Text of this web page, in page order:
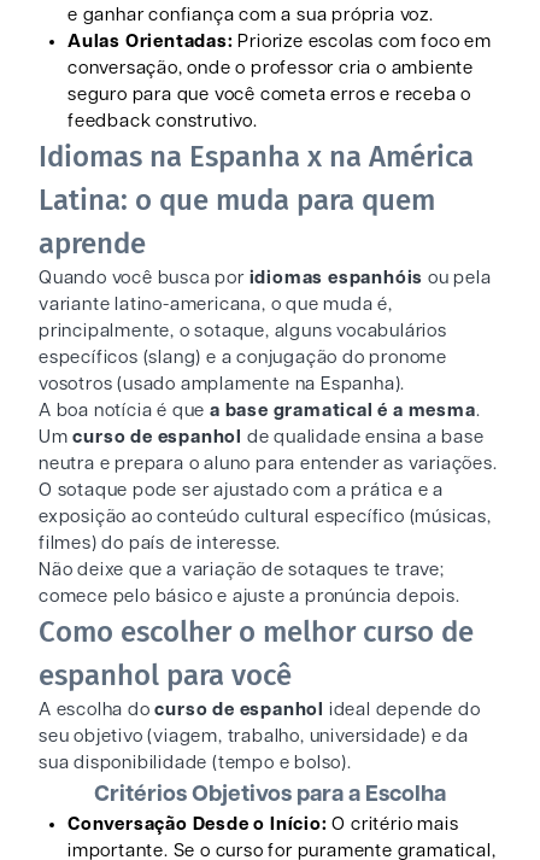
e ganhar confiança com a sua própria voz.
Aulas Orientadas: Priorize escolas com foco em
conversação, onde o professor cria o ambiente
seguro para que você cometa erros e receba o
feedback construtivo.
Idiomas na Espanha x na América
Latina: o que muda para quem
aprende
Quando você busca por idiomas espanhóis ou pela
variante latino-americana, o que muda é,
principalmente, o sotaque, alguns vocabulários
específicos (slang) e a conjugação do pronome
vosotros (usado amplamente na Espanha).
A boa notícia é que a base gramatical é a mesma.
Umcurso de espanhol
de qualidade ensina a base
neutra e prepara o aluno para entender as variações.
O sotaque pode ser ajustado com a prática e a
exposição ao conteúdo cultural específico (músicas,
filmes) do país de interesse.
Não deixe que a variação de sotaques te trave;
comece pelo básico e ajuste a pronúncia depois.
Como escolher o melhor curso de
espanhol para você
A escolha docurso de espanhol
ideal depende do
seu objetivo (viagem, trabalho, universidade) e da
sua disponibilidade (tempo e bolso).
Critérios Objetivos para a Escolha
Conversação Desde o Início: O critério mais
importante. Se o curso for puramente gramatical,